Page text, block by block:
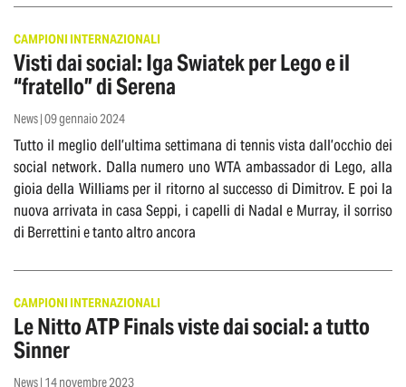
CAMPIONI INTERNAZIONALI
Visti dai social: Iga Swiatek per Lego e il
“fratello” di Serena
News | 09 gennaio 2024
Tutto il meglio dell’ultima settimana di tennis vista dall’occhio dei
social network. Dalla numero uno WTA ambassador di Lego, alla
gioia della Williams per il ritorno al successo di Dimitrov. E poi la
nuova arrivata in casa Seppi, i capelli di Nadal e Murray, il sorriso
di Berrettini e tanto altro ancora
CAMPIONI INTERNAZIONALI
Le Nitto ATP Finals viste dai social: a tutto
Sinner
News | 14 novembre 2023